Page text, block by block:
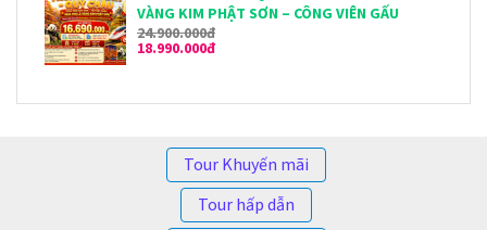
VÀNG KIM PHẬT SƠN – CÔNG VIÊN GẤU
TRÚC
24.900.000đ
18.990.000đ
Tour Khuyến mãi
Tour hấp dẫn